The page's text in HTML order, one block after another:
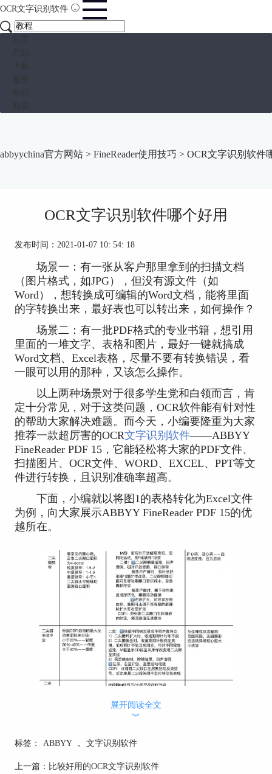
OCR文字识别软件
abbyychina官方网站 > FineReader使用技巧 > OCR文字识别软件
OCR文字识别软件哪个好用
发布时间：2021-01-07 10: 54: 18
场景一：有一张从客户那里拿到的扫描文档
（图片格式，如JPG），但没有源文件（如
Word），想转换成可编辑的Word文档，能将里面
的字转换出来，最好表也可以转出来，如何操作？
场景二：有一批PDF格式的专业书籍，想引用
里面的一堆文字、表格和图片，最好一键就搞成
Word文档、Excel表格，尽量不要有转换错误，看
一眼可以用的那种，又该怎么操作。
以上两种场景对于很多学生党和白领而言，肯
定十分常见，对于这类问题，OCR软件能有针对性
的帮助大家解决难题。而今天，小编要隆重为大家
推荐一款超厉害的OCR文字识别软件——ABBYY
FineReader PDF 15，它能轻松将大家的PDF文件、
扫描图片、OCR文件、WORD、EXCEL、PPT等文
件进行转换，且识别准确率超高。
下面，小编就以将图1的表格转化为Excel文件
为例，向大家展示ABBYY FineReader PDF 15的优
越所在。
展开阅读全文
︾
标签： ABBYY ， 文字识别软件
上一篇： 比较好用的OCR文字识别软件